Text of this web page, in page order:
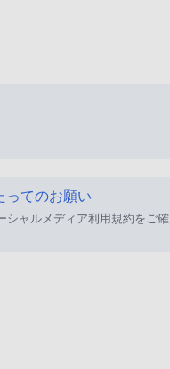
ってのお願い
シャルメディア利用規約をご確